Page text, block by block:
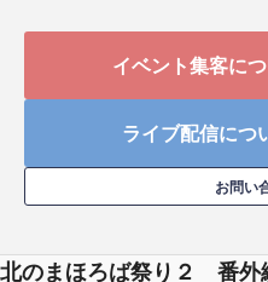
イベント集客に
ライブ配信につ
お問い
北のまほろば祭り２ 番外